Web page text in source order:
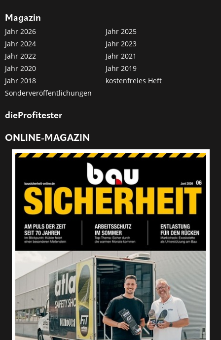
Magazin
Jahr 2026
Jahr 2025
Jahr 2024
Jahr 2023
Jahr 2022
Jahr 2021
Jahr 2020
Jahr 2019
Jahr 2018
kostenfreies Heft
Sonderveröffentlichungen
dieProfitester
ONLINE-MAGAZIN